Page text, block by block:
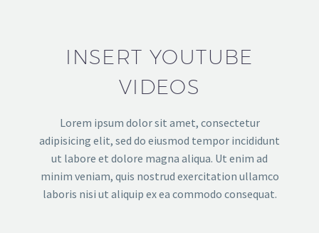
INSERT YOUTUBE
VIDEOS
Lorem ipsum dolor sit amet, consectetur
adipisicing elit, sed do eiusmod tempor incididunt
ut labore et dolore magna aliqua. Ut enim ad
minim veniam, quis nostrud exercitation ullamco
laboris nisi ut aliquip ex ea commodo consequat.